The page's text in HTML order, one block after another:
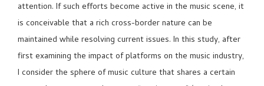
attention. If such efforts become active in the music scene, it
is conceivable that a rich cross-border nature can be
maintained while resolving current issues. In this study, after
first examining the impact of platforms on the music industry,
I consider the sphere of music culture that shares a certain